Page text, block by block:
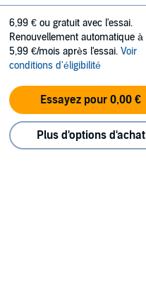
6,99 € ou gratuit avec l'essai.
Renouvellement automatique à
5,99 €/mois après l'essai. Voir
conditions d'éligibilité
Essayez pour 0,00 €
Plus d'options d'achat